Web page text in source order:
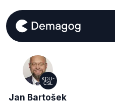
KDU-
ČSL
Jan Bartošek